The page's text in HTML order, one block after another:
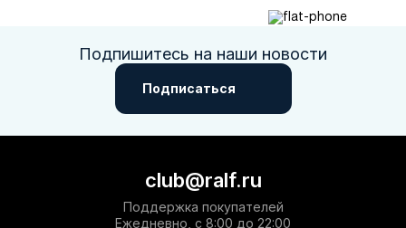
Подпишитесь на наши новости
Подписаться
club@ralf.ru
Поддержка покупателей
Ежедневно, с 8:00 до 22:00